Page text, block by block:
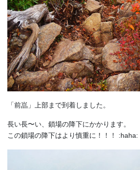
「前嵓」上部まで到着しました。
長い長〜い、鎖場の降下にかかります。
この鎖場の降下はより慎重に！！！ :haha: